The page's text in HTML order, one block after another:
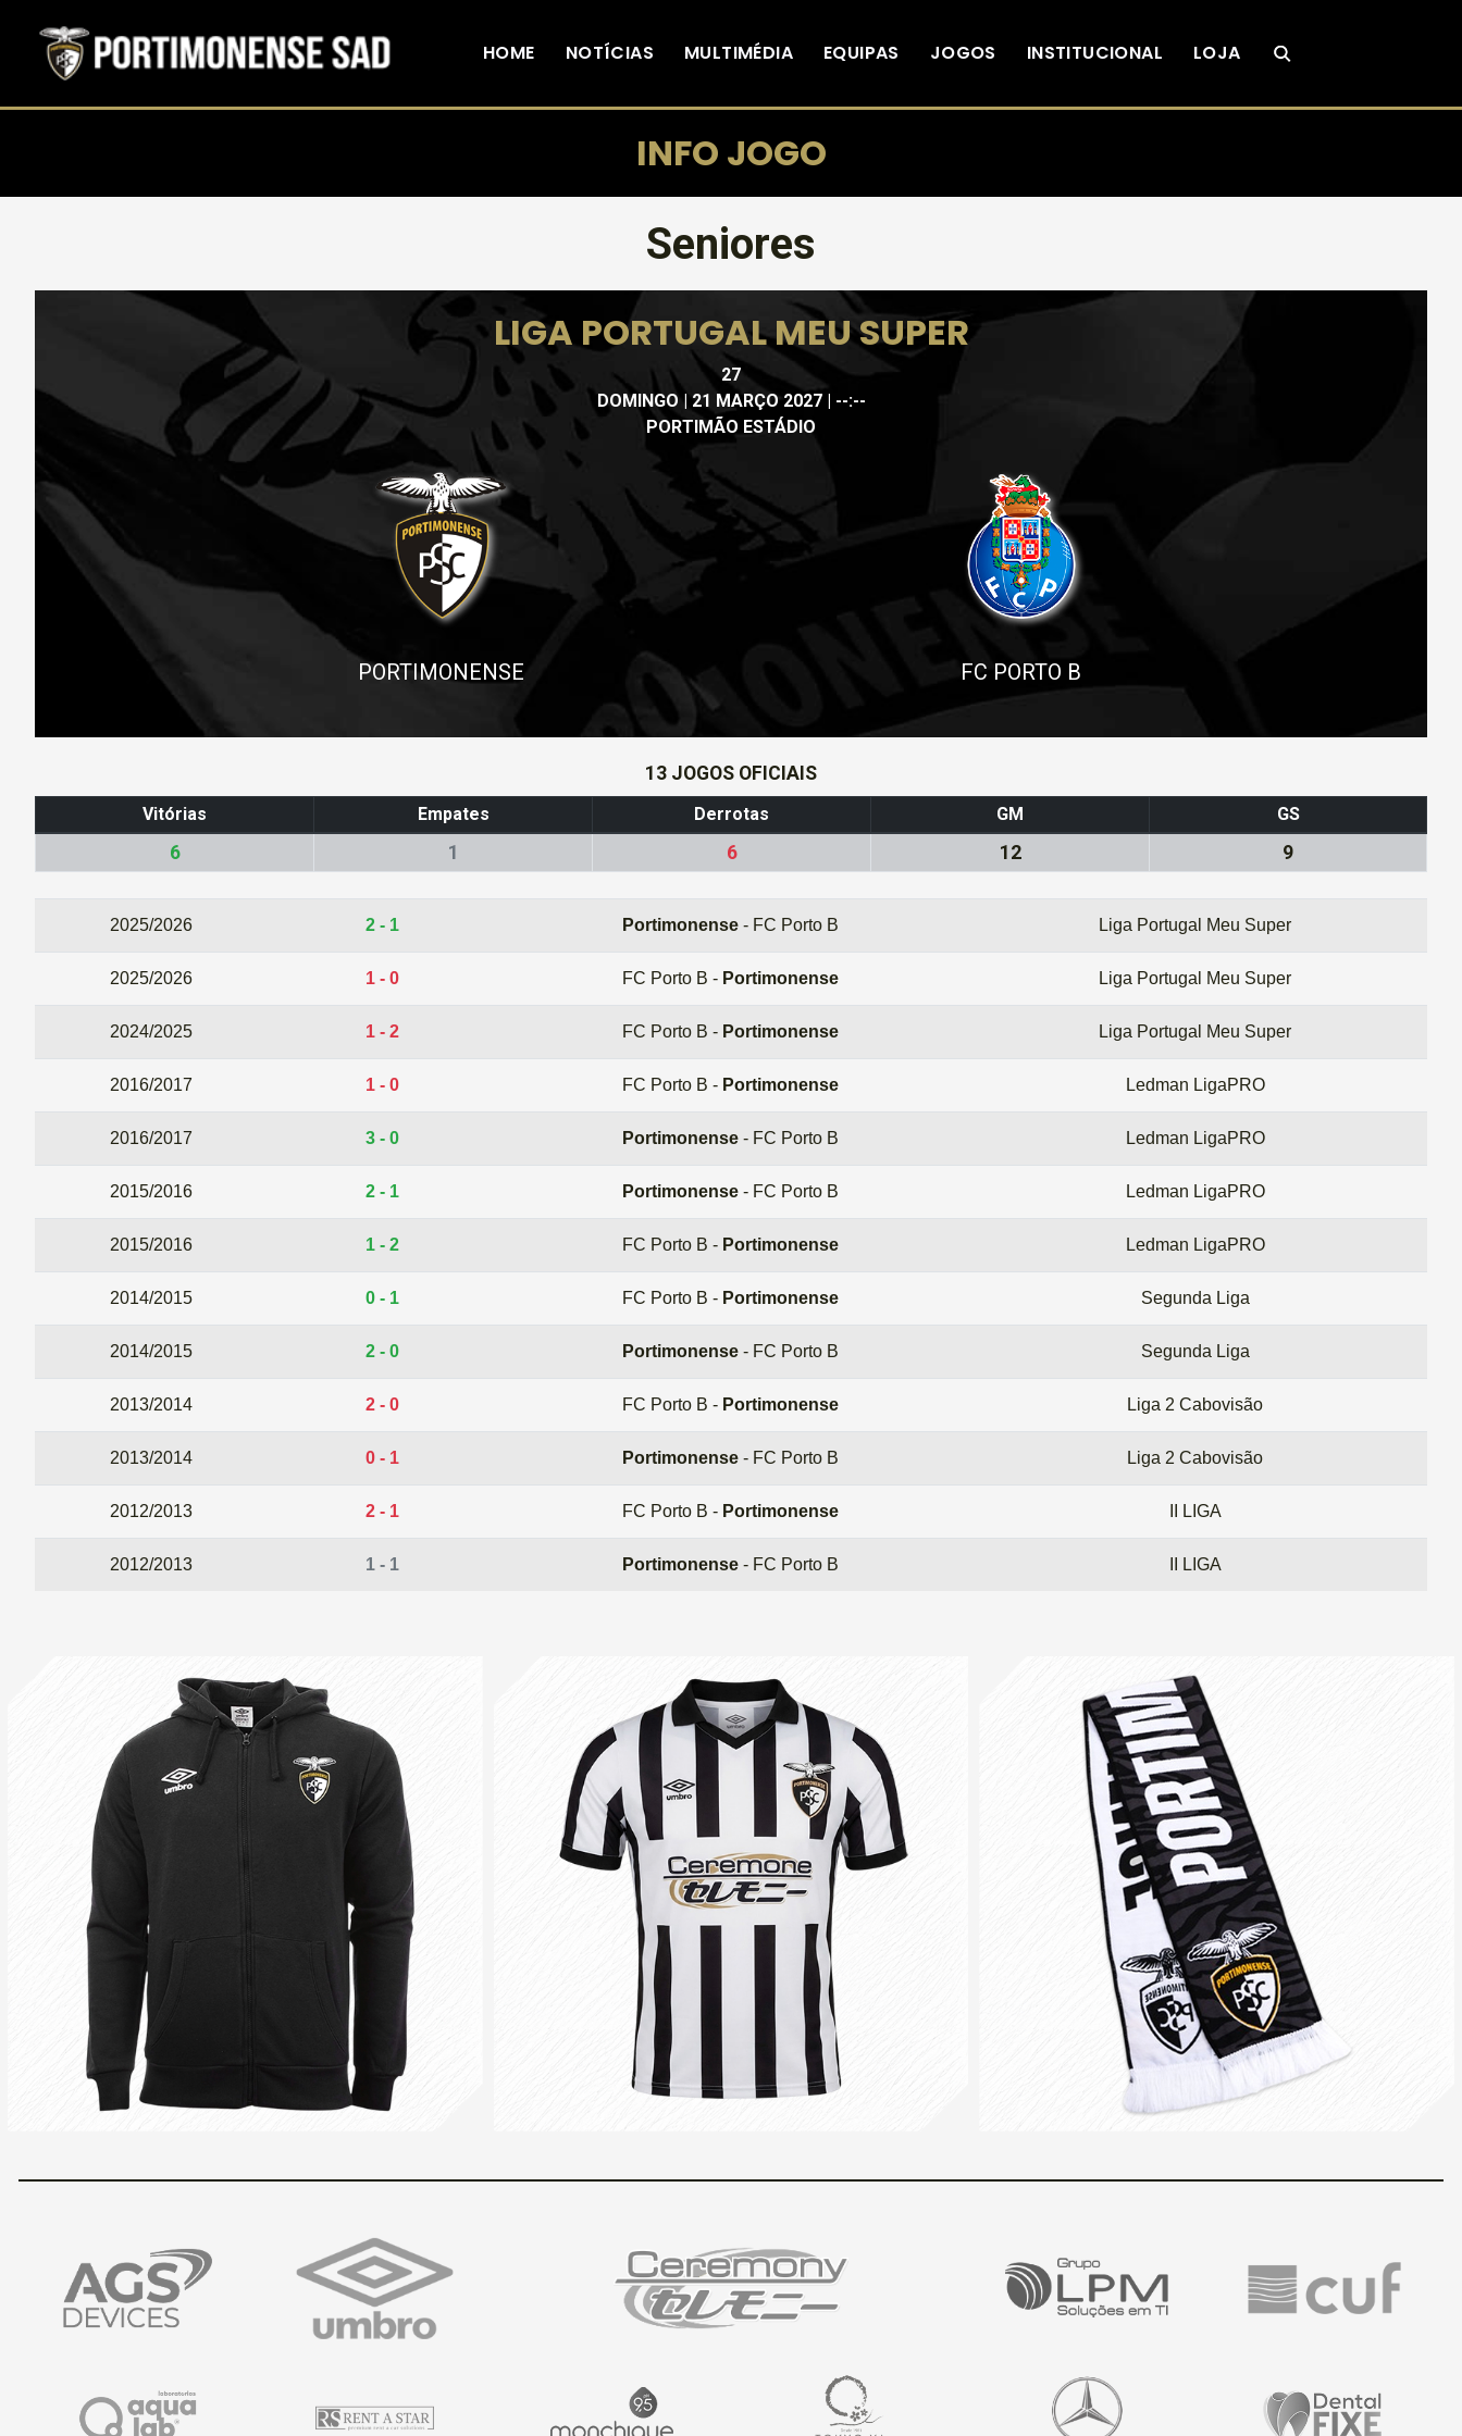
HOME NOTÍCIAS MULTIMÉDIA EQUIPAS JOGOS INSTITUCIONAL LOJA
INFO JOGO
Seniores
LIGA PORTUGAL MEU SUPER
27
DOMINGO | 21 MARÇO 2027 | --:--
PORTIMÃO ESTÁDIO
PORTIMONENSE FC PORTO B
13 JOGOS OFICIAIS
Vitórias Empates Derrotas GM GS
6 1 6 12 9
2025/2026 2 - 1 Portimonense - FC Porto B Liga Portugal Meu Super
2025/2026 1 - 0 FC Porto B - Portimonense Liga Portugal Meu Super
2024/2025 1 - 2 FC Porto B - Portimonense Liga Portugal Meu Super
2016/2017 1 - 0 FC Porto B - Portimonense Ledman LigaPRO
2016/2017 3 - 0 Portimonense - FC Porto B Ledman LigaPRO
2015/2016 2 - 1 Portimonense - FC Porto B Ledman LigaPRO
2015/2016 1 - 2 FC Porto B - Portimonense Ledman LigaPRO
2014/2015 0 - 1 FC Porto B - Portimonense Segunda Liga
2014/2015 2 - 0 Portimonense - FC Porto B Segunda Liga
2013/2014 2 - 0 FC Porto B - Portimonense Liga 2 Cabovisão
2013/2014 0 - 1 Portimonense - FC Porto B Liga 2 Cabovisão
2012/2013 2 - 1 FC Porto B - Portimonense II LIGA
2012/2013 1 - 1 Portimonense - FC Porto B II LIGA